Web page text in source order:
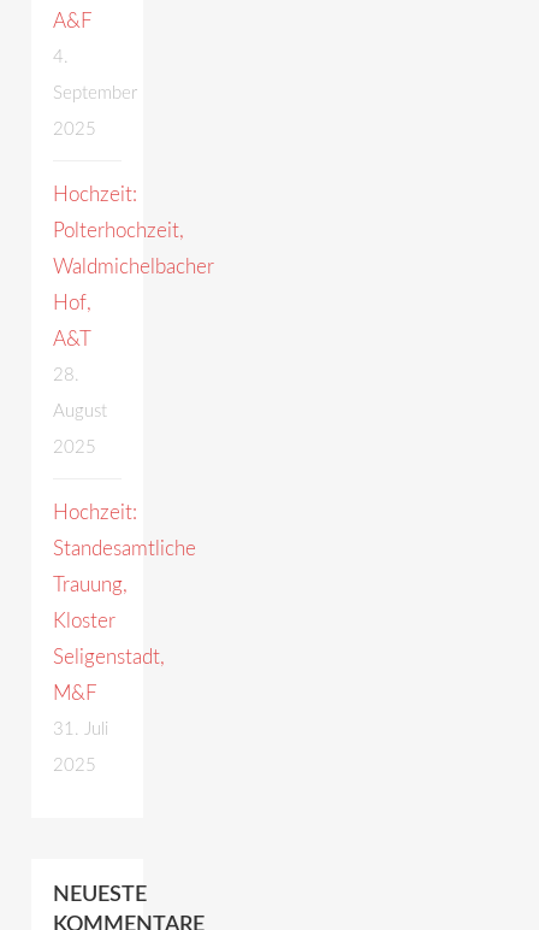
A&F
4.
September
2025
Hochzeit:
Polterhochzeit,
Waldmichelbacher
Hof,
A&T
28.
August
2025
Hochzeit:
Standesamtliche
Trauung,
Kloster
Seligenstadt,
M&F
31. Juli
2025
NEUESTE
KOMMENTARE